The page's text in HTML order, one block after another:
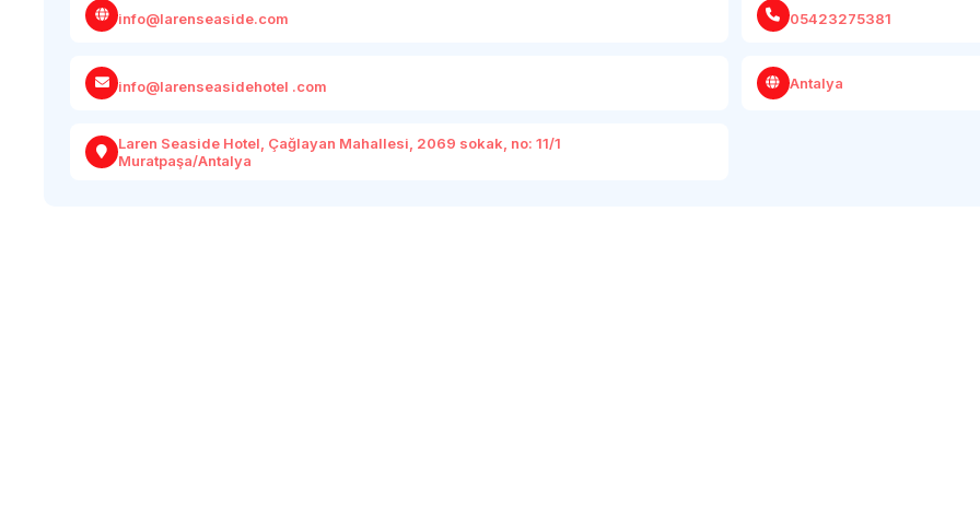
info@larenseaside.com 05423275381
info@larenseasidehotel .com Antalya
Laren Seaside Hotel, Çağlayan Mahallesi, 2069 sokak, no: 11/1
Muratpaşa/Antalya